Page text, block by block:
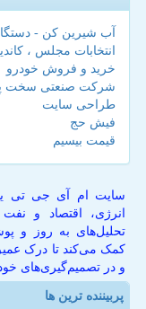
آب شیرین کن -
انتخابات مجلس ،
خرید و فروش خودرو
شرکت صنعتی سخت
طراحی سایت
فیش حج
قیمت بیسیم
سایت ام آی جی تی یک
انرژی، اقتصاد و
تحلیل‌های به روز و
کمک می‌کند تا درک
و در تصمیم‌گیری‌های
پربیننده ترین ها